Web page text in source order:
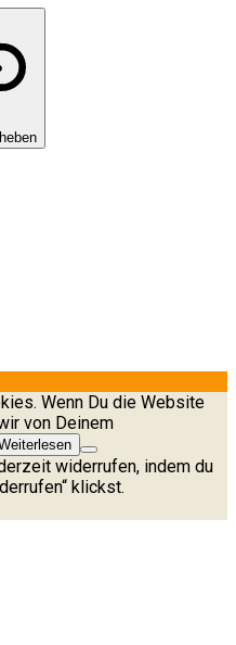
Wenn Du die Website
von Deinem
widerrufen, indem du
klickst.